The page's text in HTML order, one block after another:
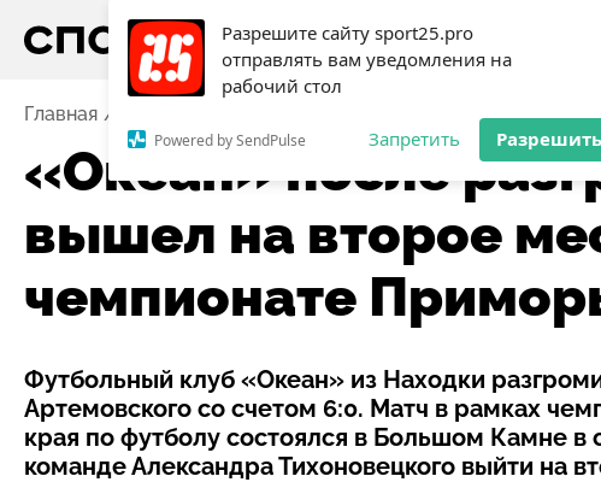
Разрешите сайту sport25.pro
отправлять вам уведомления на
рабочий стол
Powered by SendPulse Запретить Разрешить
Главная «Океан» после разгромной
«Океан» после
вышел на второе
чемпионате
Футбольный клуб «Океан» из Находки
Артемовского со счетом 6:0. Матч в рамках
края по футболу состоялся в Большом Камне в
команде Александра Тихоновецкого выйти на